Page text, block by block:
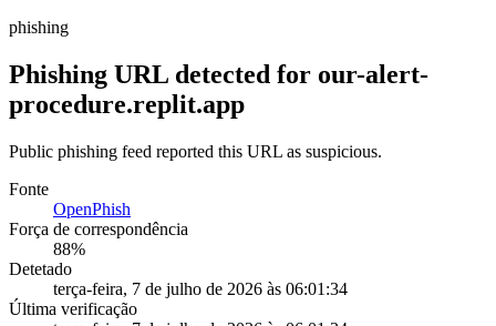
phishing
Phishing URL detected for our-alert-
procedure.replit.app
Public phishing feed reported this URL as suspicious.
Fonte
OpenPhish
Força de correspondência
88%
Detetado
terça-feira, 7 de julho de 2026 às 06:01:34
Última verificação